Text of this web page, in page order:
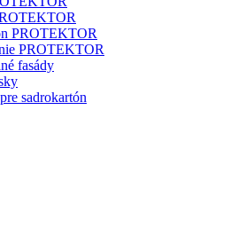
PROTEKTOR
PROTEKTOR
fasády
sadrokartón